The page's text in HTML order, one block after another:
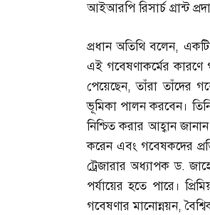
আইআরপি রিসার্চ গ্রান্ট
প্রধান অতিথি বলেন,
এই গবেষণাকর্মের কারণে
পেয়েছেন,তাঁরা তাঁদের
ভূমিকা পালন করবেন।
নিশ্চিত করার আহ্বান
করেন এবং গবেষকদের
ট্রেজারার অধ্যাপক ড.
পর্যায়ের হতে পারে।
গবেষণার মানোন্নয়ন,